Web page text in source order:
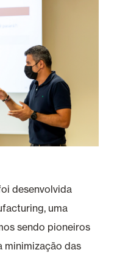
desenvolvida
uma
sendo pioneiros
minimização das